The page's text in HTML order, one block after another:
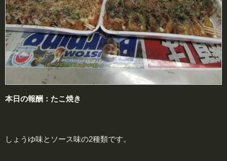
本日の報酬：たこ焼き
しょうゆ味とソース味の2種類です。